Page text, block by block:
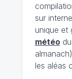
sur
unique et
météodu
les aléas